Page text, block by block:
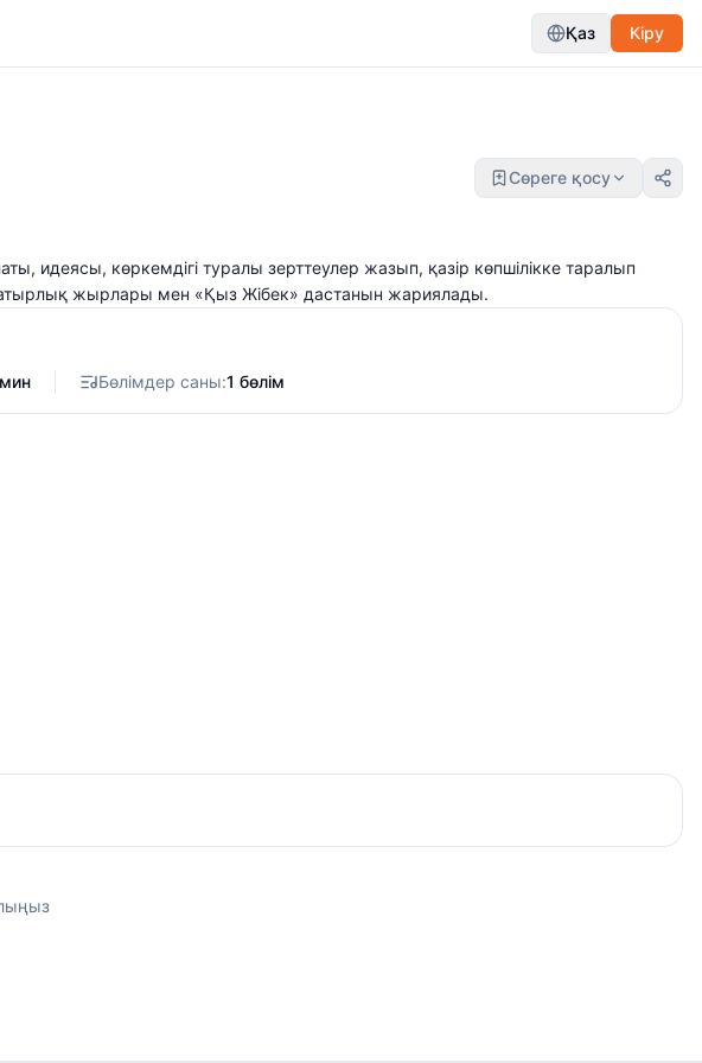
Қаз Кіру
Сөреге қосу
идеясы, көркемдігі туралы зерттеулер жазып, қазір көпшілікке таралып
жырлары мен «Қыз Жібек» дастанын жариялады.
Бөлімдер саны:1 бөлім